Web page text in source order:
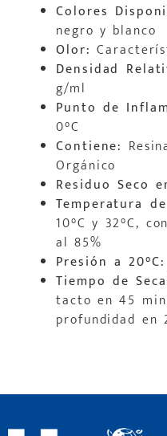
Colores
negro y blanco
Olor:
Densidad
g/ml
Punto de
0°C
Contiene:
Orgánico
Residuo Seco
Temperatura
10°C y 32°C,
al 85%
Presión a 20°C:
Tiempo de
tacto en 45
profundidad en